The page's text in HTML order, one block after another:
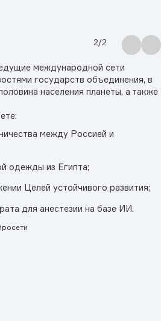
2/2
международной сети
государств объединения, в
населения планеты, а также
между Россией и
одежды из Египта;
Целей устойчивого развития;
для анестезии на базе ИИ.